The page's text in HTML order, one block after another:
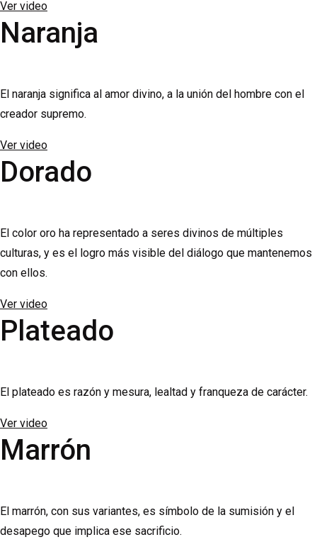
Ver video
Naranja
El naranja significa al amor divino, a la unión del hombre con el
creador supremo.
Ver video
Dorado
El color oro ha representado a seres divinos de múltiples
culturas, y es el logro más visible del diálogo que mantenemos
con ellos.
Ver video
Plateado
El plateado es razón y mesura, lealtad y franqueza de carácter.
Ver video
Marrón
El marrón, con sus variantes, es símbolo de la sumisión y el
desapego que implica ese sacrificio.